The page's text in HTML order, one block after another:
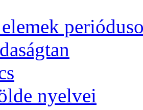
nyelvei